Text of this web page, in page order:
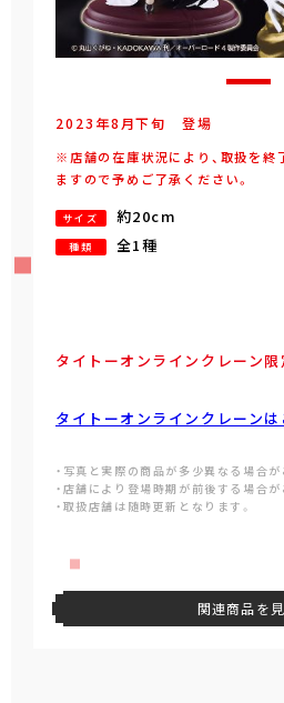
2023年8 月下旬 登場
※店舗の在庫状況により、取扱を終
ますので予めご了承ください。
サイズ 約20cm
種類 全1種
タイトーオンラインクレーン限
タイトーオンラインクレーンは
・写真と実際の商品が多少異なる場合が
・店舗により登場時期が前後する場合が
・取扱店舗は随時更新となります。
関連商品を